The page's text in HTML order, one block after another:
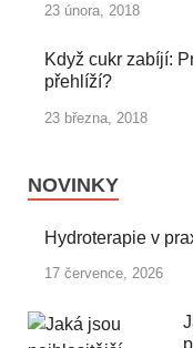
23 února, 2018
Když cukr zabíjí:
přehlíží?
23 března, 2018
NOVINKY
Hydroterapie v
17 července, 2026